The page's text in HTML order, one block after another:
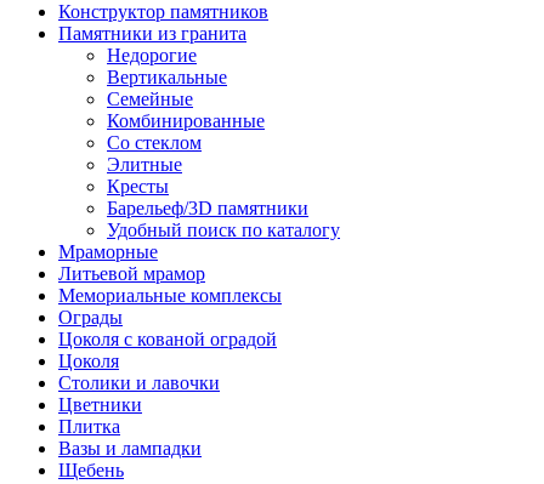
Конструктор памятников
Памятники из гранита
Недорогие
Вертикальные
Семейные
Комбинированные
Со стеклом
Элитные
Кресты
Барельеф/3D памятники
Удобный поиск по каталогу
Мраморные
Литьевой мрамор
Мемориальные комплексы
Ограды
Цоколя с кованой оградой
Цоколя
Столики и лавочки
Цветники
Плитка
Вазы и лампадки
Щебень